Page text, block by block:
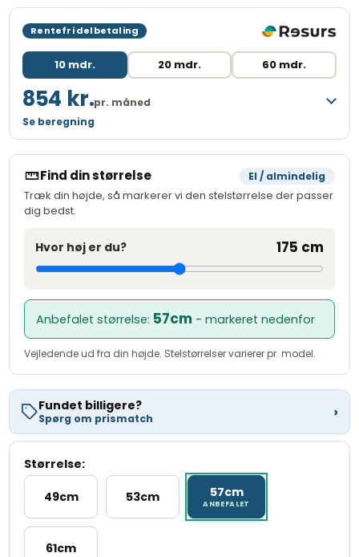
Rentefri delbetaling
10 mdr. 20 mdr. 60 mdr.
854 kr.pr. måned
Se beregning
Månedlig ydelse
854,00 kr.
Kreditbeløb
7.999,00 kr.
Variabel debitorrente
Oprettelsesgebyr
249,00 kr.
Administrationsgebyr/md.
29,00 kr.
Kreditomkostninger
539,00 kr.
Samlet beløb at betale
8.538,00 kr.
Se fuld beregning hos Resurs Bank ›
Variabel debitorrente 0,00 %. Kreditgiver er Resurs Bank. Beregnet
eksempel ved kontantkøbspris 7.999,00 kr., 10 mdr. løbetid. Med
forbehold for kreditgodkendelse.
Find din størrelse El / almindelig
Træk din højde, så markerer vi den stelstørrelse der passer
dig bedst.
Hvor høj er du? 175 cm
Anbefalet størrelse: 57cm - markeret nedenfor
Vejledende ud fra din højde. Stelstørrelser varierer pr. model.
Fundet billigere?
Spørg om prismatch ›
Størrelse:
49cm 53cm 57cm
61cm